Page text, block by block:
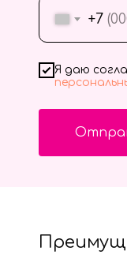
+7
Я даю